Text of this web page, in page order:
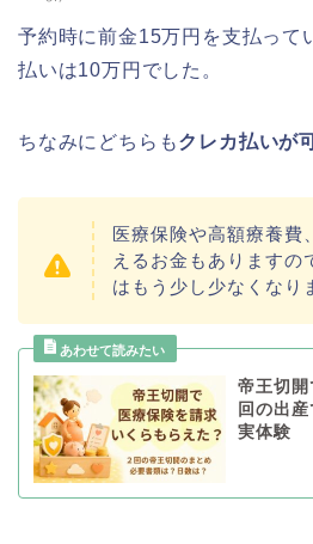
予約時に前金15万円を支払って
払いは10万円でした。
ちなみにどちらもクレカ払いが
医療保険や高額療養費
えるお金もありますの
はもう少し少なくなり
帝王切
回の出
実体験